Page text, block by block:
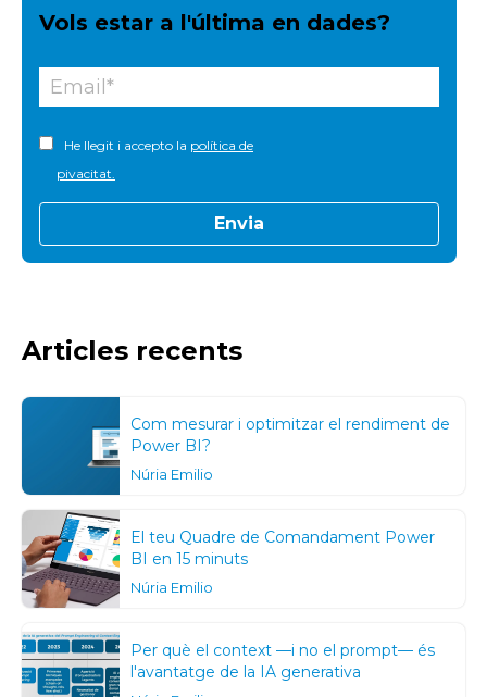
Vols estar a l'última en dades?
He llegit i accepto la política de
pivacitat.
Articles recents
Com mesurar i optimitzar el rendiment de
Power BI?
Núria Emilio
El teu Quadre de Comandament Power
BI en 15 minuts
Núria Emilio
Per què el context —i no el prompt— és
l'avantatge de la IA generativa